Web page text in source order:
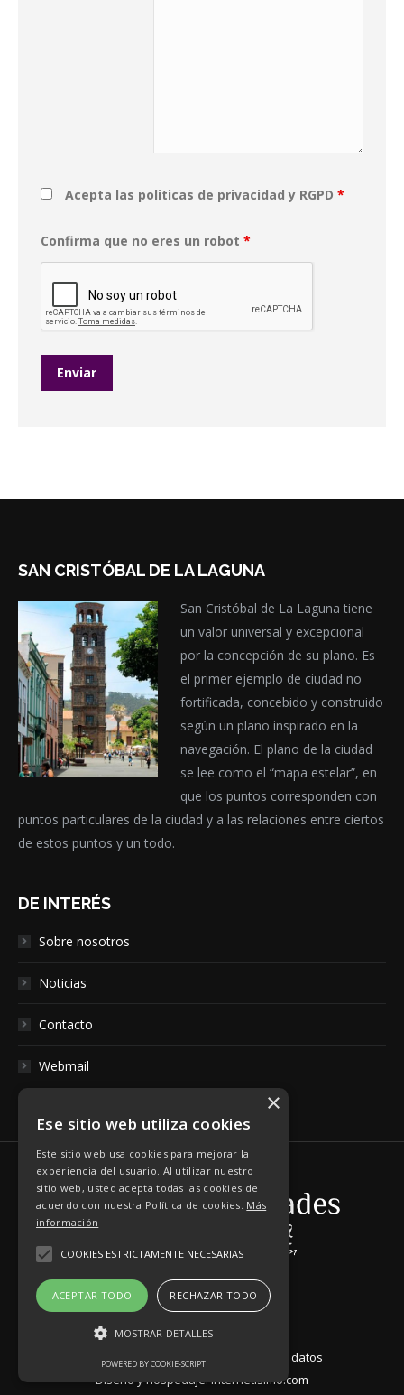
Acepta las politicas de privacidad y RGPD *
Confirma que no eres un robot *
SAN CRISTÓBAL DE LA LAGUNA
San Cristóbal de La Laguna tiene
un valor universal y excepcional
por la concepción de su plano. Es
el primer ejemplo de ciudad no
fortificada, concebido y construido
según un plano inspirado en la
navegación. El plano de la ciudad
se lee como el “mapa estelar”, en
que los puntos corresponden con
puntos particulares de la ciudad y a las relaciones entre ciertos
de estos puntos y un todo.
DE INTERÉS
Sobre nosotros
Noticias
Contacto
Webmail
Aviso Legal|Política de Protección de datos
Diseño y hospedaje:Internetísimo.com
×
Ese sitio web utiliza cookies
Este sitio web usa cookies para mejorar la
experiencia del usuario. Al utilizar nuestro
sitio web, usted acepta todas las cookies de
acuerdo con nuestra Política de cookies. Más
información
COOKIES ESTRICTAMENTE NECESARIAS
ACEPTAR TODO RECHAZAR TODO
MOSTRAR DETALLES
POWERED BY COOKIE-SCRIPT